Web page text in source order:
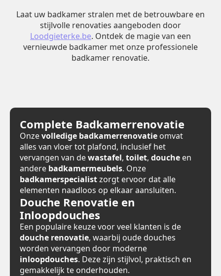
Laat uw badkamer stralen met de betrouwbare en
stijlvolle renovaties aangeboden door
Loodgieterke.be. Ontdek de magie van een
vernieuwde badkamer met onze professionele
badkamer renovatie.
Complete Badkamerrenovatie
Onzevolledige badkamerrenovatie omvat
alles van vloer tot plafond, inclusief het
vervangen van dewastafel, toilet, douche en
andere badkamermeubels. Onze
badkamerspecialistzorgt ervoor dat alle
elementen naadloos op elkaar aansluiten.
Douche Renovatie en
Inloopdouches
Een populaire keuze voor veel klanten is de
douche renovatie, waarbij oude douches
worden vervangen door moderne
inloopdouches. Deze zijn stijlvol, praktisch en
gemakkelijk te onderhouden.